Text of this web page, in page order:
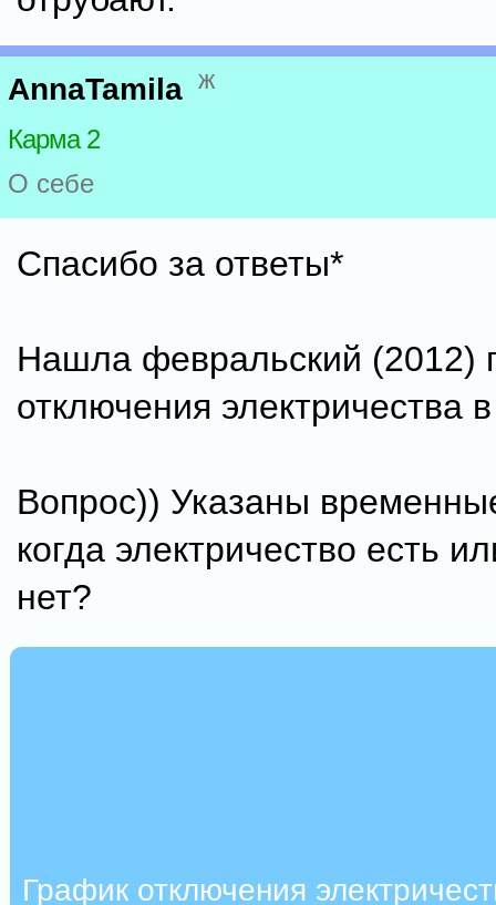
AnnaTamila ж
Карма 2
О себе
Спасибо за ответы*
Нашла февральский (2012)
отключения электричества
Вопрос)) Указаны
когда электричество есть
нет?
График отключения